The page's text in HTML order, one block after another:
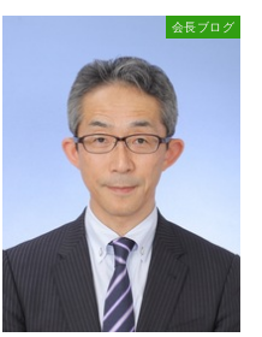
会長ブログ